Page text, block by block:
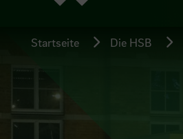
Startseite Die HSB